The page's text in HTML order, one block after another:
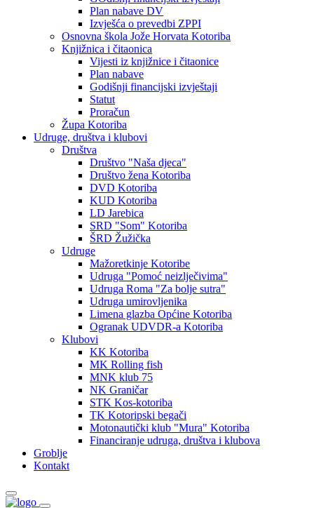
Plan nabave DV
Izvješća o prevedbi ZPPI
Osnovna škola Jože Horvata Kotoriba
Knjižnica i čitaonica
Vijesti iz knjižnice i čitaonice
Plan nabave
Godišnji financijski izvještaji
Statut
Proračun
Župa Kotoriba
Udruge, društva i klubovi
Društva
Društvo "Naša djeca"
Društvo žena Kotoriba
DVD Kotoriba
KUD Kotoriba
LD Jarebica
SRD "Som" Kotoriba
ŠRD Žužička
Udruge
Mažoretkinje Kotoribe
Udruga "Pomoć neizlječivima"
Udruga Roma "Za bolje sutra"
Udruga umirovljenika
Limena glazba Općine Kotoriba
Ogranak UDVDR-a Kotoriba
Klubovi
KK Kotoriba
MK Rolling fish
MNK klub 75
NK Graničar
STK Kos-kotoriba
TK Kotoripski begači
Motonautički klub "Mura" Kotoriba
Financiranje udruga, društva i klubova
Groblje
Kontakt